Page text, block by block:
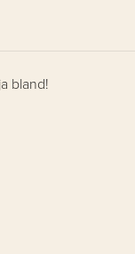
bland!